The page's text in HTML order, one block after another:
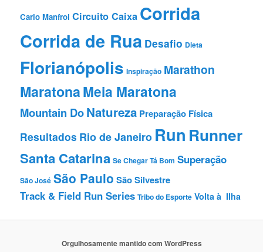
Carlo Manfroi Circuito Caixa Corrida
Corrida de Rua Desafio Dieta
Florianópolis Inspiração Marathon
MaratonaMeia Maratona
Mountain DoNatureza Preparação Fí­sica
Resultados Rio de Janeiro Run Runner
Santa Catarina Se Chegar Tá Bom Superação
São José São Paulo São Silvestre
Track & Field Run Series Tribo do Esporte Volta à Ilha
Orgulhosamente mantido com WordPress